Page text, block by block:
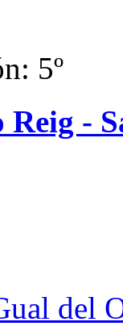
5º
-
del